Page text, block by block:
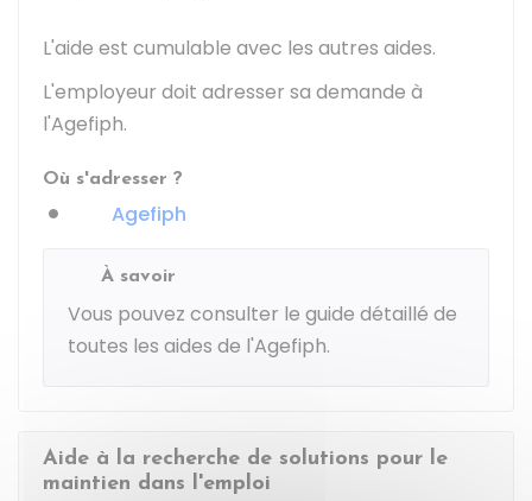
L'aide est cumulable avec les autres aides.
L'employeur doit adresser sa demande à
l'Agefiph.
Où s'adresser ?
Agefiph
À savoir
Vous pouvez consulter le guide détaillé de
toutes les aides de l'Agefiph.
Aide à la recherche de solutions pour le
maintien dans l'emploi